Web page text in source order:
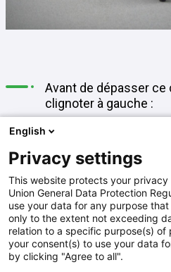
Avant de dépasser
clignoter à gauche :
B oui, lorsque d'autres
C non, jamais pour
English
Privacy settings
This website protects your
Union General Data Protection
use your data for any purpose
only to the extent not exceeding
relation to a specific purpose(s) of
your consent(s) to use your data
by clicking "Agree to all".